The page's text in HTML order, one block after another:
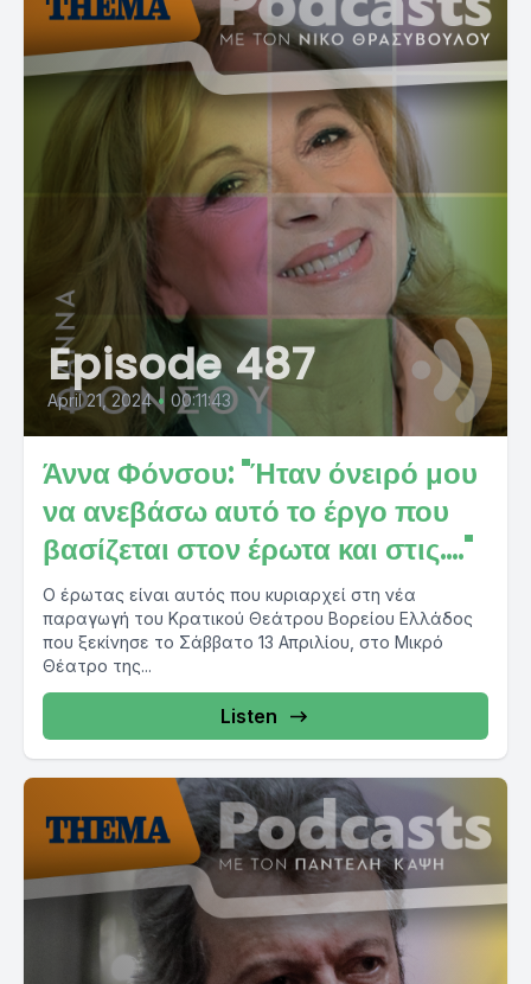
Episode 487
April 21, 2024 • 00:11:43
Άννα Φόνσου: "Ήταν όνειρό μου
να ανεβάσω αυτό το έργο που
βασίζεται στον έρωτα και στις...."
Ο έρωτας είναι αυτός που κυριαρχεί στη νέα
παραγωγή του Κρατικού Θεάτρου Βορείου Ελλάδος
που ξεκίνησε το Σάββατο 13 Απριλίου, στο Μικρό
Θέατρο της...
Listen